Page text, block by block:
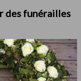
des funérailles